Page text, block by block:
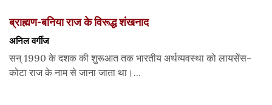
ब्राह्मण-बनिया राज के विरूद्ध शंखनाद
अनिल वर्गीज
सन् 1990 के दशक की शुरूआत तक भारतीय अर्थव्यवस्था को लायसेंस-
कोटा राज के नाम से जाना जाता था।...